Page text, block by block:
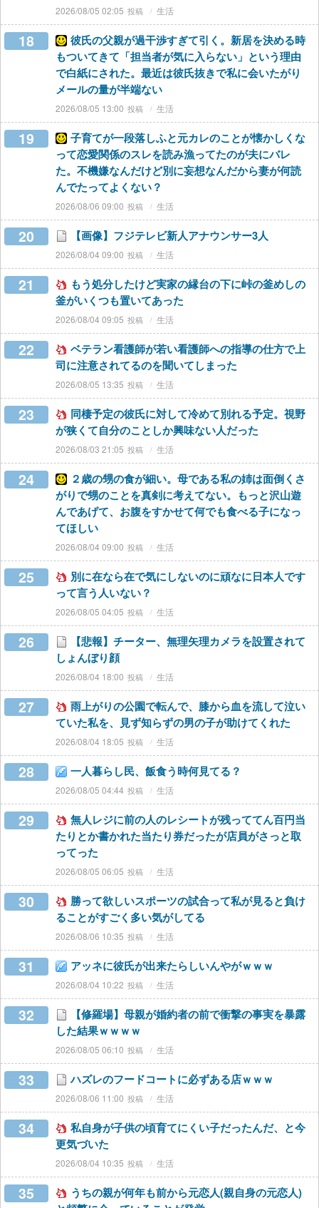
2026/08/05 02:05 生活
18
彼氏の父親が過干渉すぎて引く。新居を決める時
もついてきて「担当者が気に入らない」という理由
で白紙にされた。最近は彼氏抜きで私に会いたがり
メールの量が半端ない
2026/08/05 13:00 生活
19
子育てが一段落しふと元カレのことが懐かしくな
って恋愛関係のスレを読み漁ってたのが夫にバレ
た。不機嫌なんだけど別に妄想なんだから妻が何読
んでたってよくない？
2026/08/06 09:00 生活
20 【画像】フジテレビ新人アナウンサー3人
2026/08/04 09:00 生活
21
もう処分したけど実家の縁台の下に峠の釜めしの
釜がいくつも置いてあった
2026/08/04 09:05 生活
22
ベテラン看護師が若い看護師への指導の仕方で上
司に注意されてるのを聞いてしまった
2026/08/05 13:35 生活
23
同棲予定の彼氏に対して冷めて別れる予定。視野
が狭くて自分のことしか興味ない人だった
2026/08/03 21:05 生活
24
２歳の甥の食が細い。母である私の姉は面倒くさ
がりで甥のことを真剣に考えてない。もっと沢山遊
んであげて、お腹をすかせて何でも食べる子になっ
てほしい
2026/08/04 09:00 生活
25
別に在なら在で気にしないのに頑なに日本人です
って言う人いない？
2026/08/05 04:05 生活
26
【悲報】チーター、無理矢理カメラを設置されて
しょんぼり顔
2026/08/04 18:00 生活
27
雨上がりの公園で転んで、膝から血を流して泣い
ていた私を、見ず知らずの男の子が助けてくれた
2026/08/04 18:05 生活
28 一人暮らし民、飯食う時何見てる？
2026/08/05 04:44 生活
29
無人レジに前の人のレシートが残っててん百円当
たりとか書かれた当たり券だったが店員がさっと取
ってった
2026/08/05 06:05 生活
30
勝って欲しいスポーツの試合って私が見ると負け
ることがすごく多い気がしてる
2026/08/06 10:35 生活
31 アッネに彼氏が出来たらしいんやがｗｗｗ
2026/08/04 10:22 生活
32
【修羅場】母親が婚約者の前で衝撃の事実を暴露
した結果ｗｗｗｗ
2026/08/05 06:10 生活
33 ハズレのフードコートに必ずある店ｗｗｗ
2026/08/06 11:00 生活
34
私自身が子供の頃育てにくい子だったんだ、と今
更気づいた
2026/08/04 10:35 生活
35
うちの親が何年も前から元恋人(親自身の元恋人)